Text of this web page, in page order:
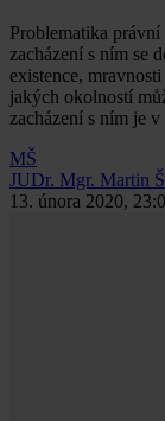
Problematika
zacházení s ním se
existence,
jakých okolností
zacházení s ním je
MŠ
JUDr. Mgr. Martin
13. února 2020,